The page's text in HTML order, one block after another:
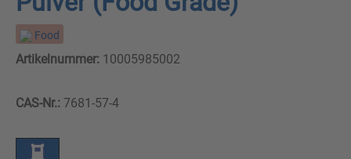
Food
Artikelnummer: 10005985002
CAS-Nr.: 7681-57-4